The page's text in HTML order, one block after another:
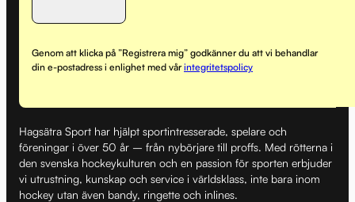
Genom att klicka på ”Registrera mig” godkänner du att vi behandlar
din e-postadress i enlighet med vårintegritetspolicy
Hagsätra Sport har hjälpt sportintresserade, spelare och
föreningar i över 50 år – från nybörjare till proffs. Med rötterna i
den svenska hockeykulturen och en passion för sporten erbjuder
vi utrustning, kunskap och service i världsklass, inte bara inom
hockey utan även bandy, ringette och inlines.